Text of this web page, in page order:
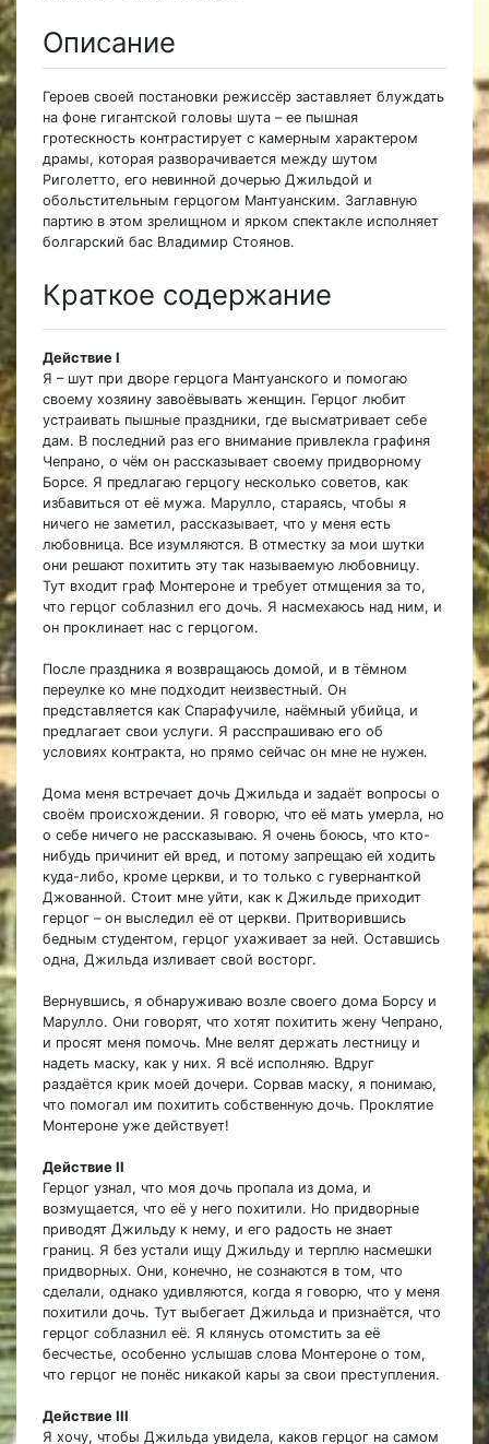
Описание
Героев своей постановки режиссёр заставляет блуждать
на фоне гигантской головы шута – ее пышная
гротескность контрастирует с камерным характером
драмы, которая разворачивается между шутом
Риголетто, его невинной дочерью Джильдой и
обольстительным герцогом Мантуанским. Заглавную
партию в этом зрелищном и ярком спектакле исполняет
болгарский бас Владимир Стоянов.
Краткое содержание
Действие I
Я – шут при дворе герцога Мантуанского и помогаю
своему хозяину завоёвывать женщин. Герцог любит
устраивать пышные праздники, где высматривает себе
дам. В последний раз его внимание привлекла графиня
Чепрано, о чём он рассказывает своему придворному
Борсе. Я предлагаю герцогу несколько советов, как
избавиться от её мужа. Марулло, стараясь, чтобы я
ничего не заметил, рассказывает, что у меня есть
любовница. Все изумляются. В отместку за мои шутки
они решают похитить эту так называемую любовницу.
Тут входит граф Монтероне и требует отмщения за то,
что герцог соблазнил его дочь. Я насмехаюсь над ним, и
он проклинает нас с герцогом.
После праздника я возвращаюсь домой, и в тёмном
переулке ко мне подходит неизвестный. Он
представляется как Спарафучиле, наёмный убийца, и
предлагает свои услуги. Я расспрашиваю его об
условиях контракта, но прямо сейчас он мне не нужен.
Дома меня встречает дочь Джильда и задаёт вопросы о
своём происхождении. Я говорю, что её мать умерла, но
о себе ничего не рассказываю. Я очень боюсь, что кто-
нибудь причинит ей вред, и потому запрещаю ей ходить
куда-либо, кроме церкви, и то только с гувернанткой
Джованной. Стоит мне уйти, как к Джильде приходит
герцог – он выследил её от церкви. Притворившись
бедным студентом, герцог ухаживает за ней. Оставшись
одна, Джильда изливает свой восторг.
Вернувшись, я обнаруживаю возле своего дома Борсу и
Марулло. Они говорят, что хотят похитить жену Чепрано,
и просят меня помочь. Мне велят держать лестницу и
надеть маску, как у них. Я всё исполняю. Вдруг
раздаётся крик моей дочери. Сорвав маску, я понимаю,
что помогал им похитить собственную дочь. Проклятие
Монтероне уже действует!
Действие II
Герцог узнал, что моя дочь пропала из дома, и
возмущается, что её у него похитили. Но придворные
приводят Джильду к нему, и его радость не знает
границ. Я без устали ищу Джильду и терплю насмешки
придворных. Они, конечно, не сознаются в том, что
сделали, однако удивляются, когда я говорю, что у меня
похитили дочь. Тут выбегает Джильда и признаётся, что
герцог соблазнил её. Я клянусь отомстить за её
бесчестье, особенно услышав слова Монтероне о том,
что герцог не понёс никакой кары за свои преступления.
Действие III
Я хочу, чтобы Джильда увидела, каков герцог на самом